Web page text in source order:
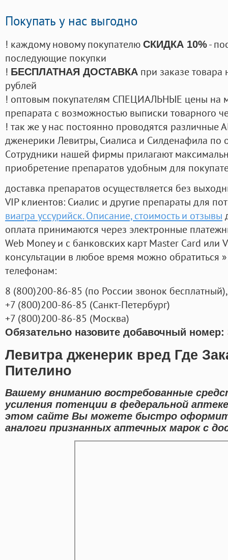
Покупать у нас выгодно
! каждому новому покупателю СКИДКА 10%-
последующие покупки
! БЕСПЛАТНАЯ ДОСТАВКА при заказе
рублей
! оптовым покупателям СПЕЦИАЛЬНЫЕ цены на
препарата с возможностью выписки товарного
! так же у нас постоянно проводятся
дженерики Левитры, Сиалиса и Силденафила по
Cотрудники нашей фирмы прилагают
приобретение препаратов удобным для
доставка препаратов осуществляется без
VIP клиентов: Сиалис и другие препараты для
виагра уссурийск. Описание, стоимость и отзывы
оплата принимаются через электронные
Web Money и с банковских карт Master Card или
консультации в любое время можно обратиться
телефонам:
8 (800)200-86-85 (по России звонок бесплатный),
+7 (800)200-86-85 (Санкт-Петербург)
+7 (800)200-86-85 (Москва)
Обязательно назовите добавочный номер:
Левитра дженерик вред Где
Пителино
Вашему вниманию востребованные
усиления потенции в федеральной
этом сайте Вы можете быстро
аналоги признанных аптечных марок с